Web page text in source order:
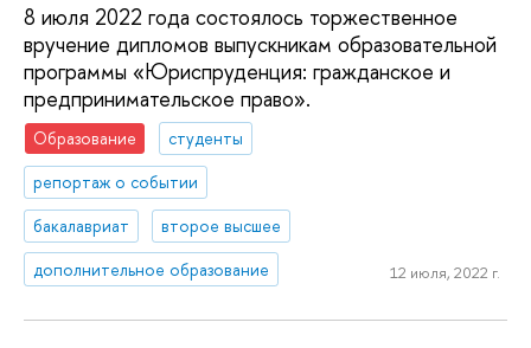
8 июля 2022 года состоялось торжественное
вручение дипломов выпускникам образовательной
программы «Юриспруденция: гражданское и
предпринимательское право».
Образование
студенты
репортаж о событии
бакалавриат
второе высшее
дополнительное образование
12 июля, 2022 г.